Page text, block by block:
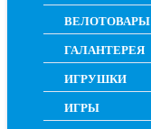
ВЕЛОТОВАРЫ
ГАЛАНТЕРЕЯ
ИГРУШКИ
ИГРЫ